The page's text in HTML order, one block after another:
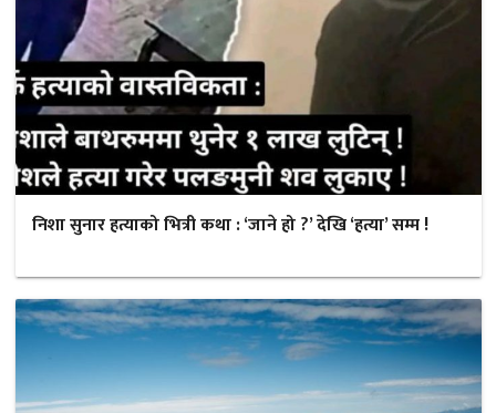
निशा सुनार हत्याको भित्री कथा : ‘जाने हो ?’ देखि ‘हत्या’ सम्म !